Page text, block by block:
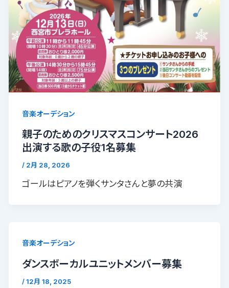
音楽オーデション
親子のためのクリスマスコンサート2026
出演する歌の子役1名募集
/ 2月 28, 2026
ゴールはピアノを弾くサンタさんと夢の共演
音楽オーデション
ダンスボーカルユニットメンバー募集
/12月 18, 2025